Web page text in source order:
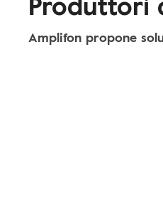
Amplifon propone